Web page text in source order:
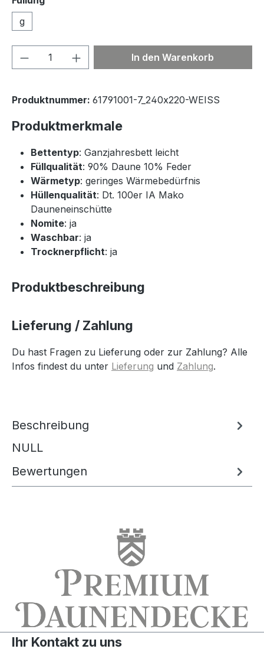
g
Produkt Anzahl: Gib denIn den Warenkorb
Produktnummer: 61791001-7_240x220-WEISS
Produktmerkmale
Bettentyp: Ganzjahresbett leicht
Füllqualität: 90% Daune 10% Feder
Wärmetyp: geringes Wärmebedürfnis
Hüllenqualität: Dt. 100er IA Mako
Dauneneinschütte
Nomite: ja
Waschbar: ja
Trocknerpflicht: ja
Produktbeschreibung
Lieferung / Zahlung
Du hast Fragen zu Lieferung oder zur Zahlung? Alle
Infos findest du unter Lieferung und Zahlung.
Beschreibung
NULL
Bewertungen
Ihr Kontakt zu uns